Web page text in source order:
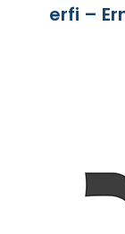
erfi –